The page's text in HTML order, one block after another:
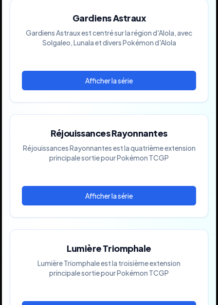
Gardiens Astraux
Gardiens Astraux est centré sur la région d'Alola, avec
Solgaleo, Lunala et divers Pokémon d'Alola
Réjouissances Rayonnantes
Réjouissances Rayonnantes est la quatrième extension
principale sortie pour Pokémon TCGP
Lumière Triomphale
Lumière Triomphale est la troisième extension
principale sortie pour Pokémon TCGP